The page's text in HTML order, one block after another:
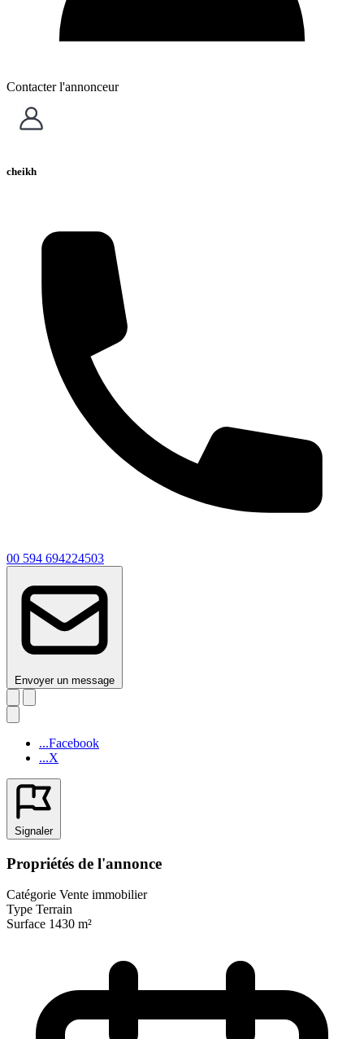
Contacter l'annonceur
cheikh
00 594 694224503
Envoyer un message
...Facebook
...X
Signaler
Propriétés de l'annonce
Catégorie Vente immobilier
Type Terrain
Surface 1430 m²